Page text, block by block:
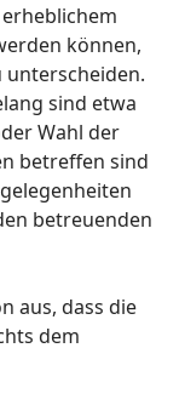
können,
unterscheiden.
sind etwa
Wahl der
betreffen sind
betreuenden
aus, dass die
dem